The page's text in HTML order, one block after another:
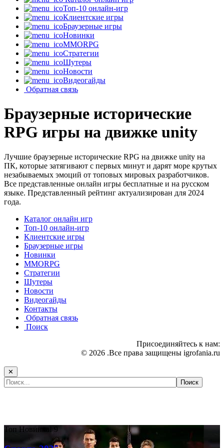
Топ-10 онлайн-игр
Клиентские игры
Браузерные игры
Новинки
MMORPG
Стратегии
Шутеры
Новости
Видеогайды
Обратная связь
Браузерные исторические
RPG игры на движке unity
Лучшие браузерные исторические RPG на движке unity на
ПК, которые затягивают с первых минут и дарят море крутых
незабываемых эмоций от топовых мировых разработчиков.
Все представленные онлайн игры бесплатные и на русском
языке. Представленный рейтинг актуализирован для 2024
года.
Каталог онлайн игр
Топ-10 онлайн-игр
Клиентские игры
Браузерные игры
Новинки
MMORPG
Стратегии
Шутеры
Новости
Видеогайды
Контакты
Обратная связь
Поиск
Присоединяйтесь к нам:
© 2026 .Все права защищены igrofania.ru
✕
Топ Новинка! 9